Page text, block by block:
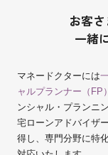
お客
一緒
マネードクターには
ャルプランナー（FP
ンシャル・プランニ
宅ローンアドバイザ
得し、専門分野に特